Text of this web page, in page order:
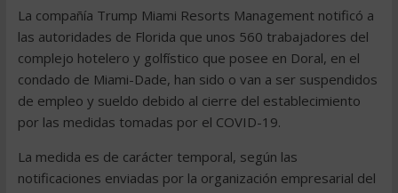
La compañía Trump Miami Resorts Management notificó a
las autoridades de Florida que unos 560 trabajadores del
complejo hotelero y golfístico que posee en Doral, en el
condado de Miami-Dade, han sido o van a ser suspendidos
de empleo y sueldo debido al cierre del establecimiento
por las medidas tomadas por el COVID-19.
La medida es de carácter temporal, según las
notificaciones enviadas por la organización empresarial del